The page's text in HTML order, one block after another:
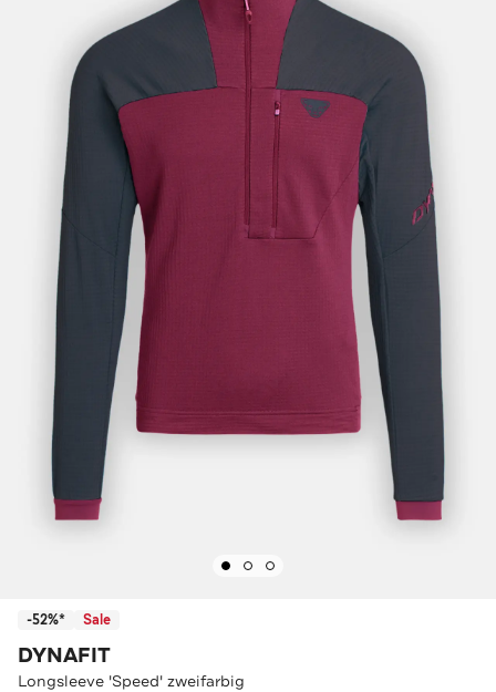
-52%* Sale
DYNAFIT
Longsleeve 'Speed' zweifarbig